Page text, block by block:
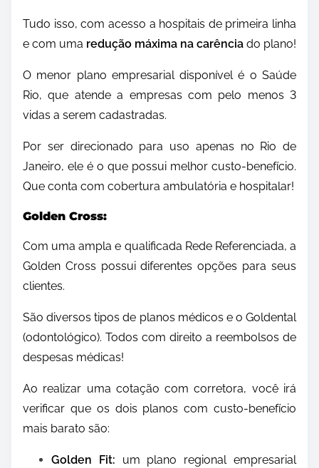
Tudo isso, com acesso a hospitais de primeira linha
e com uma redução máxima na carência do plano!
O menor plano empresarial disponível é o Saúde
Rio, que atende a empresas com pelo menos 3
vidas a serem cadastradas.
Por ser direcionado para uso apenas no Rio de
Janeiro, ele é o que possui melhor custo-benefício.
Que conta com cobertura ambulatória e hospitalar!
Golden Cross:
Com uma ampla e qualificada Rede Referenciada, a
Golden Cross possui diferentes opções para seus
clientes.
São diversos tipos de planos médicos e o Goldental
(odontológico). Todos com direito a reembolsos de
despesas médicas!
Ao realizar uma cotação com corretora, você irá
verificar que os dois planos com custo-benefício
mais barato são:
Golden Fit: um plano regional empresarial